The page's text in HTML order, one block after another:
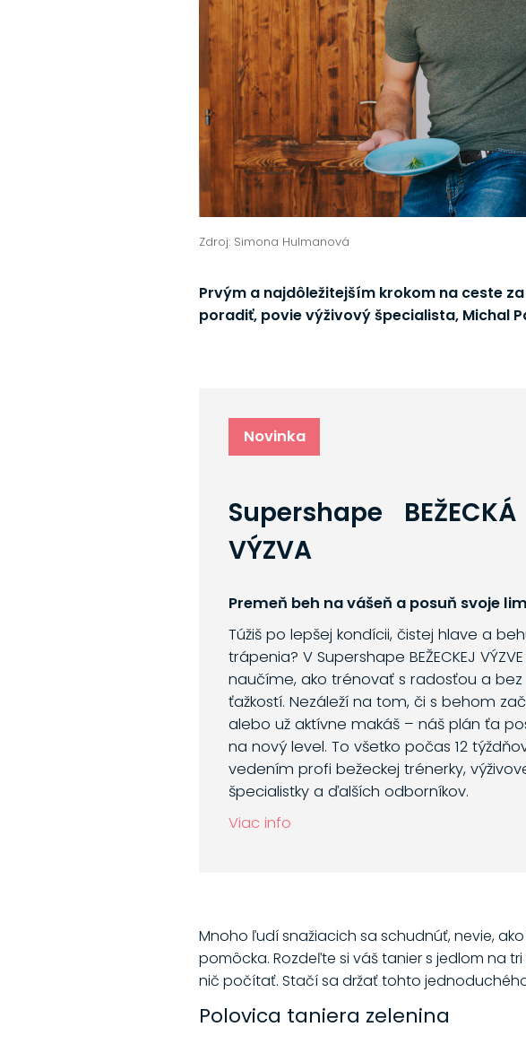
Zdroj: Simona Hulmanová
Prvým a najdôležitejším krokom na ceste
poradiť, povie výživový špecialista, Michal
Novinka
Supershape BEŽECKÁ
VÝZVA
Premeň beh na vášeň a posuň svoje
Túžiš po lepšej kondícii, čistej hlave a
trápenia? V Supershape BEŽECKEJ
naučíme, ako trénovať s radosťou a bez
ťažkostí. Nezáleží na tom, či s behom
alebo už aktívne makáš – náš plán ťa
na nový level. To všetko počas 12
vedením profi bežeckej trénerky,
špecialistky a ďalších odborníkov.
Viac info
Mnoho ľudí snažiacich sa schudnúť, nevie,
pomôcka. Rozdeľte si váš tanier s jedlom na
nič počítať. Stačí sa držať tohto
Polovica taniera zelenina